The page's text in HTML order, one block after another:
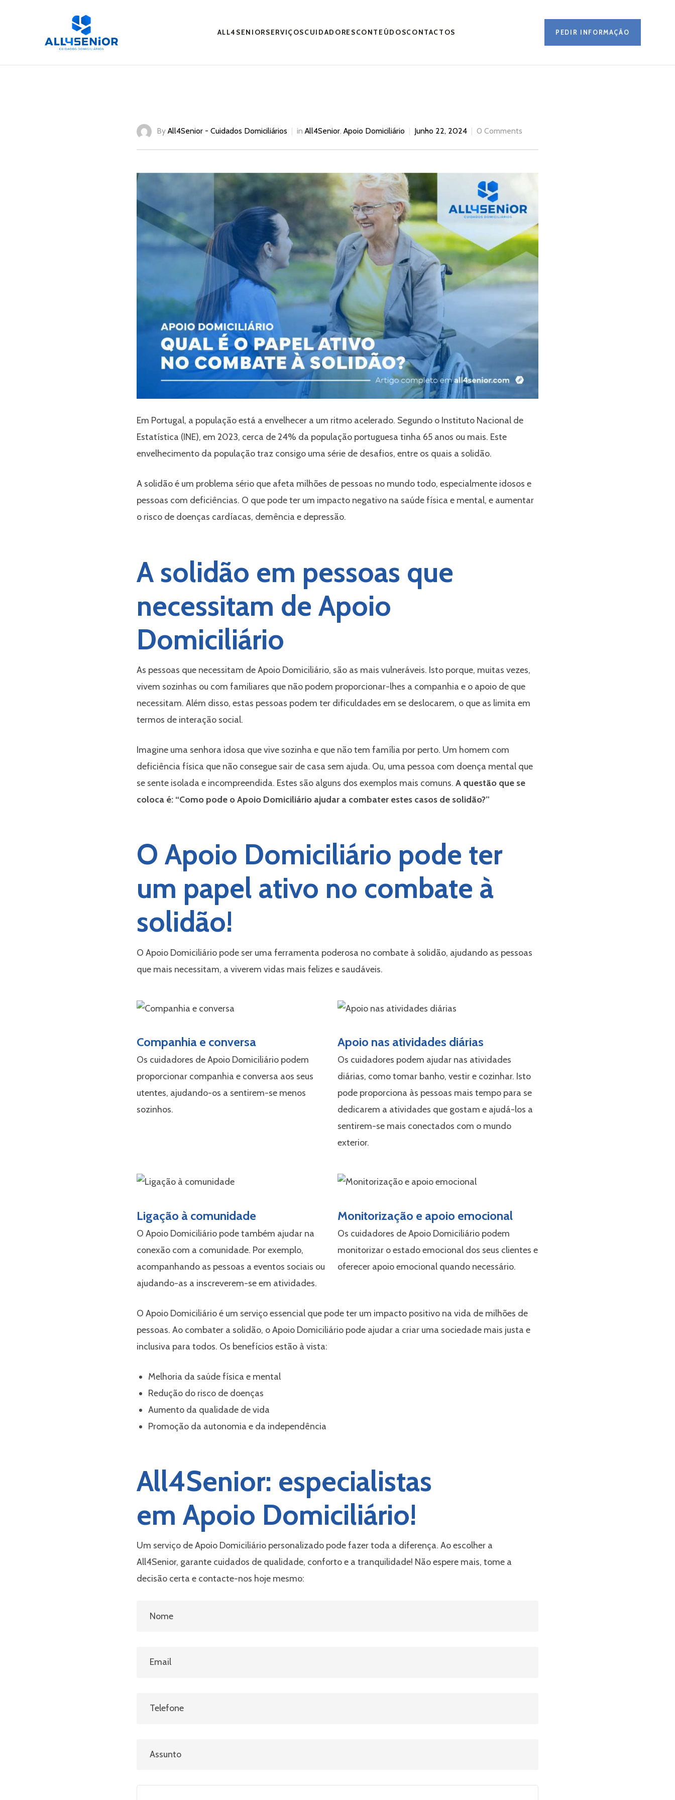
ALL4SENIORSERVIÇOSCUIDADORESCONTEÚDOSCONTACTOS PEDIR INFORMAÇÃO
ByAll4Senior - Cuidados Domiciliários inAll4Senior,Apoio Domiciliário Junho 22, 2024 0 Comments
Em Portugal, a população está a envelhecer a um ritmo acelerado. Segundo o Instituto Nacional de
Estatística (INE), em 2023, cerca de 24% da população portuguesa tinha 65 anos ou mais. Este
envelhecimento da população traz consigo uma série de desafios, entre os quais a solidão.
A solidão é um problema sério que afeta milhões de pessoas no mundo todo, especialmente idosos e
pessoas com deficiências. O que pode ter um impacto negativo na saúde física e mental, e aumentar
o risco de doenças cardíacas, demência e depressão.
A solidão em pessoas que
necessitam de Apoio
Domiciliário
As pessoas que necessitam de Apoio Domiciliário, são as mais vulneráveis. Isto porque, muitas vezes,
vivem sozinhas ou com familiares que não podem proporcionar-lhes a companhia e o apoio de que
necessitam. Além disso, estas pessoas podem ter dificuldades em se deslocarem, o que as limita em
termos de interação social.
Imagine uma senhora idosa que vive sozinha e que não tem família por perto. Um homem com
deficiência física que não consegue sair de casa sem ajuda. Ou, uma pessoa com doença mental que
se sente isolada e incompreendida. Estes são alguns dos exemplos mais comuns. A questão que se
coloca é: “Como pode o Apoio Domiciliário ajudar a combater estes casos de solidão?”
O Apoio Domiciliário pode ter
um papel ativo no combate à
solidão!
O Apoio Domiciliário pode ser uma ferramenta poderosa no combate à solidão, ajudando as pessoas
que mais necessitam, a viverem vidas mais felizes e saudáveis.
Companhia e conversa
Os cuidadores de Apoio Domiciliário podem
proporcionar companhia e conversa aos seus
utentes, ajudando-os a sentirem-se menos
sozinhos.
Apoio nas atividades diárias
Os cuidadores podem ajudar nas atividades
diárias, como tomar banho, vestir e cozinhar. Isto
pode proporciona às pessoas mais tempo para se
dedicarem a atividades que gostam e ajudá-los a
sentirem-se mais conectados com o mundo
exterior.
Ligação à comunidade
O Apoio Domiciliário pode também ajudar na
conexão com a comunidade. Por exemplo,
acompanhando as pessoas a eventos sociais ou
ajudando-as a inscreverem-se em atividades.
Monitorização e apoio emocional
Os cuidadores de Apoio Domiciliário podem
monitorizar o estado emocional dos seus clientes e
oferecer apoio emocional quando necessário.
O Apoio Domiciliário é um serviço essencial que pode ter um impacto positivo na vida de milhões de
pessoas. Ao combater a solidão, o Apoio Domiciliário pode ajudar a criar uma sociedade mais justa e
inclusiva para todos. Os benefícios estão à vista:
Melhoria da saúde física e mental
Redução do risco de doenças
Aumento da qualidade de vida
Promoção da autonomia e da independência
All4Senior: especialistas
em Apoio Domiciliário!
Um serviço de Apoio Domiciliário personalizado pode fazer toda a diferença. Ao escolher a
All4Senior, garante cuidados de qualidade, conforto e a tranquilidade! Não espere mais, tome a
decisão certa e contacte-nos hoje mesmo: